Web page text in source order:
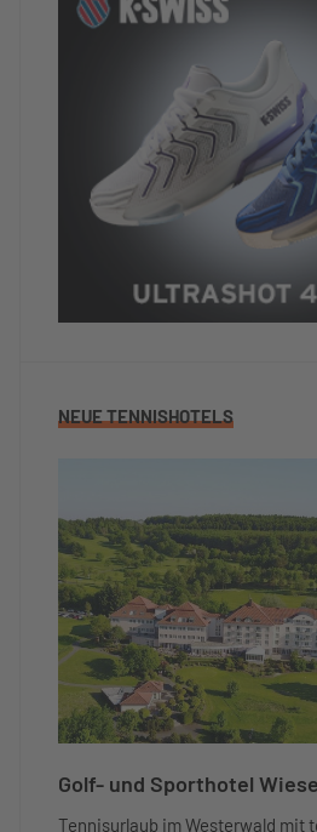
Tennis kostet 4x den Preis
doch ein stolzer Preis ist. (€
vermuten, dass das ein
Computer/
Rezeptionisten konnte unsere
Abrechnung jedoch nicht
Zufriedenheit mit dem
zufrieden.
kann.
TennisTravellern
Dein abschließender
Wir kommen wieder.
TennisTraveller-Newsletter
JA, ich abonniere den
NEUE TENNISHOTELS
Golf- und Sporthotel
Tennisurlaub im Westerwald mit